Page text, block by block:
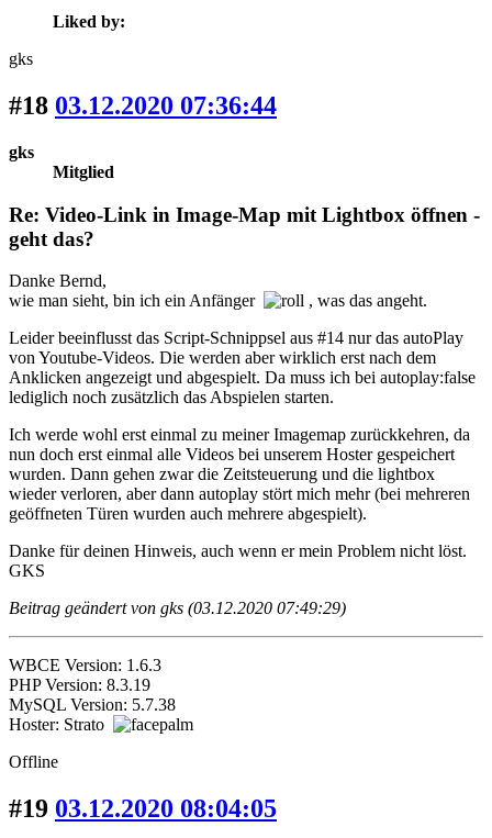
Liked by:
gks
#18 03.12.2020 07:36:44
gks
Mitglied
Re: Video-Link in Image-Map mit Lightbox öffnen -
geht das?
Danke Bernd,
wie man sieht, bin ich ein Anfänger
, was das angeht.
Leider beeinflusst das Script-Schnippsel aus #14 nur das autoPlay
von Youtube-Videos. Die werden aber wirklich erst nach dem
Anklicken angezeigt und abgespielt. Da muss ich bei autoplay:false
lediglich noch zusätzlich das Abspielen starten.
Ich werde wohl erst einmal zu meiner Imagemap zurückkehren, da
nun doch erst einmal alle Videos bei unserem Hoster gespeichert
wurden. Dann gehen zwar die Zeitsteuerung und die lightbox
wieder verloren, aber dann autoplay stört mich mehr (bei mehreren
geöffneten Türen wurden auch mehrere abgespielt).
Danke für deinen Hinweis, auch wenn er mein Problem nicht löst.
GKS
Beitrag geändert von gks (03.12.2020 07:49:29)
WBCE Version: 1.6.3
PHP Version: 8.3.19
MySQL Version: 5.7.38
Hoster: Strato
Offline
#19 03.12.2020 08:04:05